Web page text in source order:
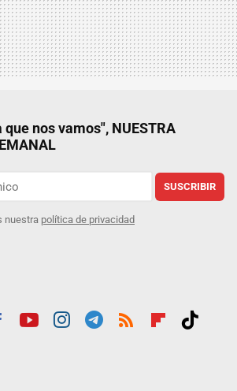
que nos vamos", NUESTRA
SUSCRIBIR
nuestra política de privacidad